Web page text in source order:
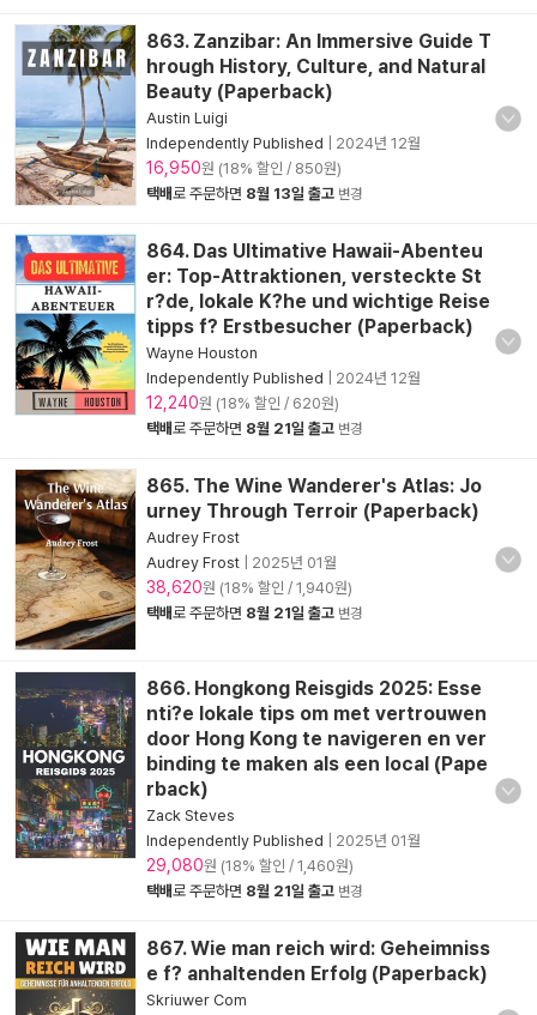
863. Zanzibar: An Immersive Guide T
hrough History, Culture, and Natural
Beauty (Paperback)
Austin Luigi
Independently Published
2024년 12월
16,950원 (18% 할인 / 850원)
택배로 주문하면 8월 13일 출고 변경
864. Das Ultimative Hawaii-Abenteu
er: Top-Attraktionen, versteckte St
r?de, lokale K?he und wichtige Reise
tipps f? Erstbesucher (Paperback)
Wayne Houston
Independently Published
2024년 12월
12,240원 (18% 할인 / 620원)
택배로 주문하면 8월 21일 출고 변경
865. The Wine Wanderer's Atlas: Jo
urney Through Terroir (Paperback)
Audrey Frost
Audrey Frost
2025년 01월
38,620원 (18% 할인 / 1,940원)
택배로 주문하면 8월 21일 출고 변경
866. Hongkong Reisgids 2025: Esse
nti?e lokale tips om met vertrouwen
door Hong Kong te navigeren en ver
binding te maken als een local (Pape
rback)
Zack Steves
Independently Published
2025년 01월
29,080원 (18% 할인 / 1,460원)
택배로 주문하면 8월 21일 출고 변경
867. Wie man reich wird: Geheimniss
e f? anhaltenden Erfolg (Paperback)
Skriuwer Com